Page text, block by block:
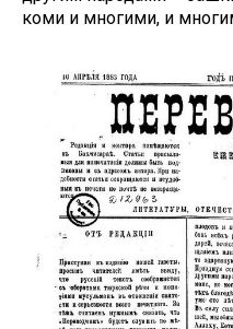
коми и многими, и